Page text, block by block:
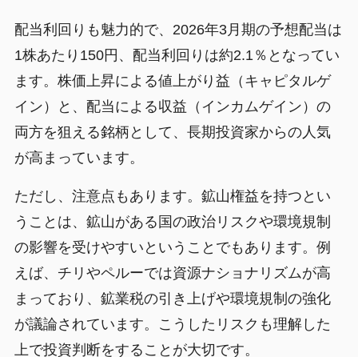
配当利回りも魅力的で、2026年3月期の予想配当は
1株あたり150円、配当利回りは約2.1％となってい
ます。株価上昇による値上がり益（キャピタルゲ
イン）と、配当による収益（インカムゲイン）の
両方を狙える銘柄として、長期投資家からの人気
が高まっています。
ただし、注意点もあります。鉱山権益を持つとい
うことは、鉱山がある国の政治リスクや環境規制
の影響を受けやすいということでもあります。例
えば、チリやペルーでは資源ナショナリズムが高
まっており、鉱業税の引き上げや環境規制の強化
が議論されています。こうしたリスクも理解した
上で投資判断をすることが大切です。